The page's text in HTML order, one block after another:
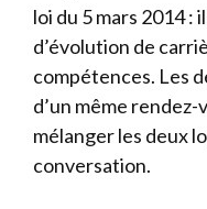
loi du 5 mars 2014 :
d’évolution de
compétences. Les
d’un même
mélanger les deux
conversation.